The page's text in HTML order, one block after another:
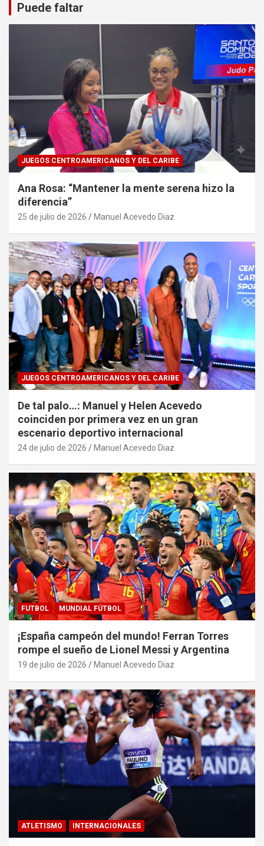
Puede faltar
JUEGOS CENTROAMERICANOS Y DEL CARIBE
Ana Rosa: “Mantener la mente serena hizo la
diferencia”
25 de julio de 2026 Manuel Acevedo Diaz
JUEGOS CENTROAMERICANOS Y DEL CARIBE
De tal palo…: Manuel y Helen Acevedo
coinciden por primera vez en un gran
escenario deportivo internacional
24 de julio de 2026 Manuel Acevedo Diaz
FUTBOL MUNDIAL FÚTBOL
¡España campeón del mundo! Ferran Torres
rompe el sueño de Lionel Messi y Argentina
19 de julio de 2026 Manuel Acevedo Diaz
ATLETISMO INTERNACIONALES